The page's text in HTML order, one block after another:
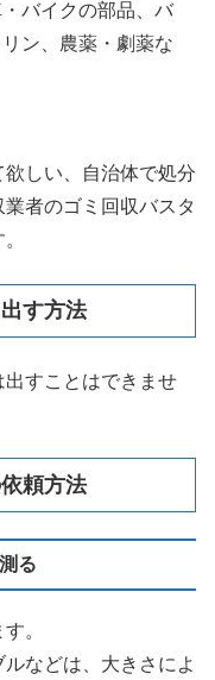
バイクの部品、バ
ン、農薬・劇薬な
しい、自治体で処分
者のゴミ回収バスタ
す方法
すことはできませ
頼方法
る
。
などは、大きさによ